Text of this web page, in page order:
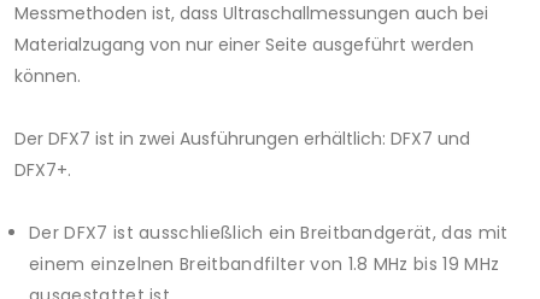
Messmethoden ist, dass Ultraschallmessungen auch bei
Materialzugang von nur einer Seite ausgeführt werden
können.
Der DFX7 ist in zwei Ausführungen erhältlich: DFX7 und
DFX7+.
Der DFX7 ist ausschließlich ein Breitbandgerät, das mit
einem einzelnen Breitbandfilter von 1.8 MHz bis 19 MHz